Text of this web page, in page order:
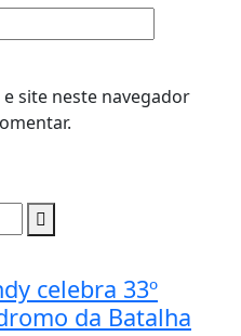
site neste navegador
celebra 33º
da Batalha